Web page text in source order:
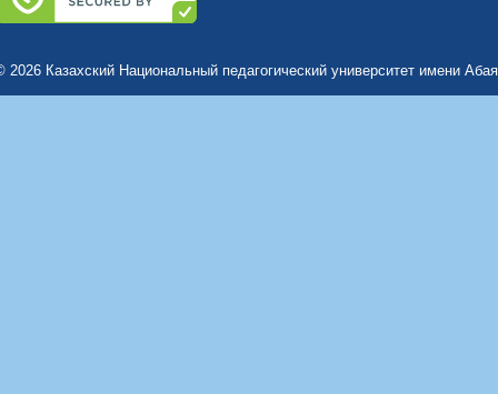
2026 Казахский Национальный педагогический университет имени Абая